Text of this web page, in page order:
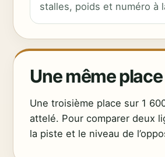
stalles, poids et numéro à
Une même
Une troisième place sur 1
attelé. Pour comparer deux
la piste et le niveau de